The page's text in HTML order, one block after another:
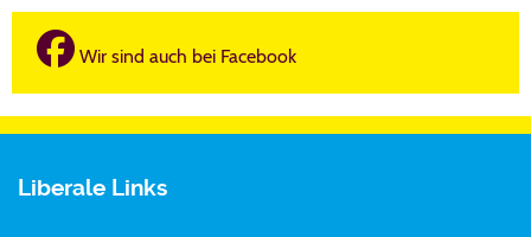
Wir sind auch bei Facebook
Liberale Links